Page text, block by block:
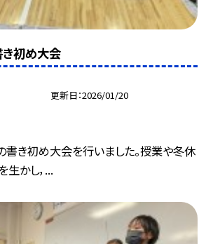
初め大会
更新日 2026/01/20
書き初め大会を行いました。授業や冬休
生かし，...